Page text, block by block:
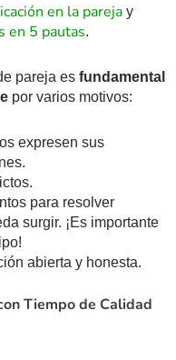
en la pareja y
en 5 pautas.
pareja es fundamental
por varios motivos:
expresen sus
para resolver
surgir. ¡Es importante
abierta y honesta.
Tiempo de Calidad